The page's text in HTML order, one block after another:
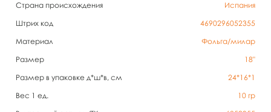
Страна происхождения
Испания
Штрих код
4690296052355
Материал
Фольга/милар
Размер
18"
Размер в упаковке д*ш*в, см
24*16*1
Вес 1 ед.
10 гр